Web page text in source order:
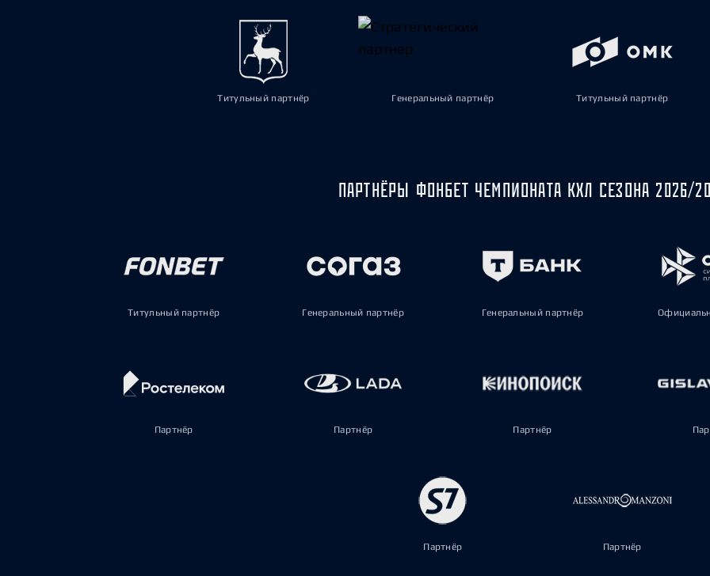
Титульный партнёр Генеральный партнёр Титульный партнёр
ПАРТНЁРЫ ФОНБЕТ ЧЕМПИОНАТА КХЛ СЕЗОНА 2026/
Титульный партнёр Генеральный партнёр Генеральный партнёр
Партнёр Партнёр Партнёр
Партнёр Партнёр